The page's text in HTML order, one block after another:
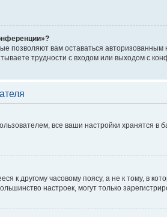
позволяют вам оставаться
трудности с входом или выходом с
все ваши настройки хранятся
к другому часовому поясу, а не к тому, в
настроек, могут только